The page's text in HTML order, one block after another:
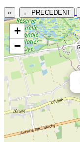
« ← PRECEDENT
+
−